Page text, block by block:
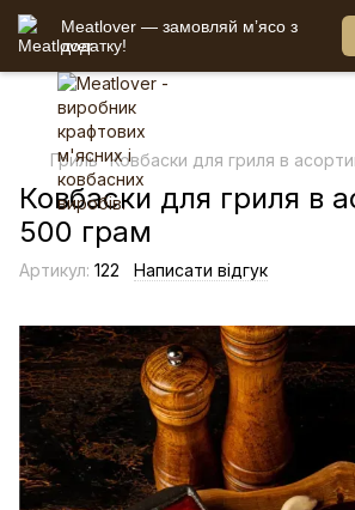
Meatlover — замовляй мʼясо з
додатку!
Гриль Ковбаски для гриля в
Ковбаски для гриля в
500 грам
Артикул: 122 Написати відгук